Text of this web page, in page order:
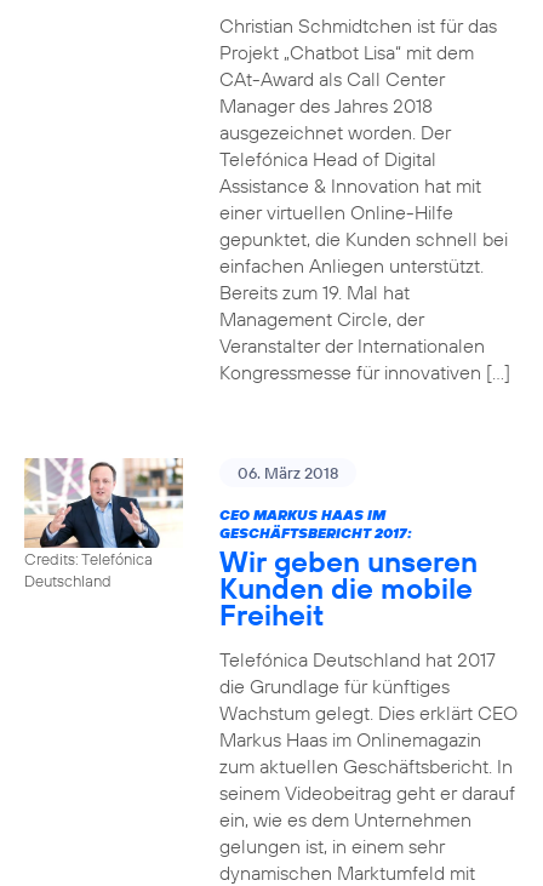
Christian Schmidtchen ist für das
Projekt „Chatbot Lisa“ mit dem
CAt-Award als Call Center
Manager des Jahres 2018
ausgezeichnet worden. Der
Telefónica Head of Digital
Assistance & Innovation hat mit
einer virtuellen Online-Hilfe
gepunktet, die Kunden schnell bei
einfachen Anliegen unterstützt.
Bereits zum 19. Mal hat
Management Circle, der
Veranstalter der Internationalen
Kongressmesse für innovativen […]
Credits: Telefónica
Deutschland
06. März 2018
CEO MARKUS HAAS IM
GESCHÄFTSBERICHT 2017:
Wir geben unseren
Kunden die mobile
Freiheit
Telefónica Deutschland hat 2017
die Grundlage für künftiges
Wachstum gelegt. Dies erklärt CEO
Markus Haas im Onlinemagazin
zum aktuellen Geschäftsbericht. In
seinem Videobeitrag geht er darauf
ein, wie es dem Unternehmen
gelungen ist, in einem sehr
dynamischen Marktumfeld mit